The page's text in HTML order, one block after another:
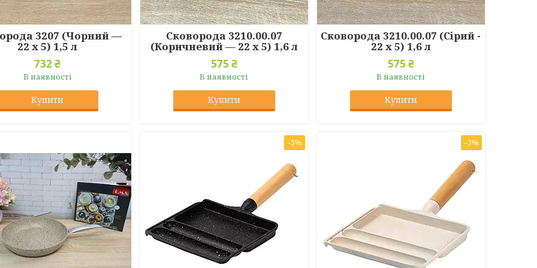
3207 (Чорний —
22 х 5) 1,5 л
732 ₴
В наявності
Купити
Сковорода 3210.00.07
(Коричневий — 22 х 5) 1,6 л
575 ₴
В наявності
Купити
Сковорода 3210.00.07 (Сірий -
22 х 5) 1,6 л
575 ₴
В наявності
Купити
–3% –3%